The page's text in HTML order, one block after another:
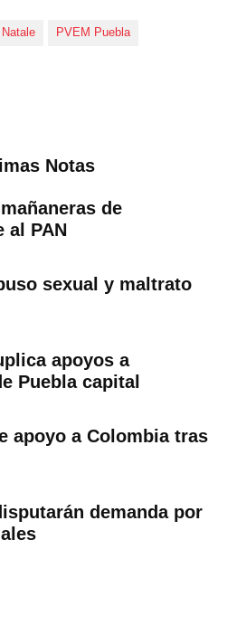
PVEM Puebla
Notas
de
al PAN
sexual y maltrato
apoyos a
Puebla capital
apoyo a Colombia tras
demanda por